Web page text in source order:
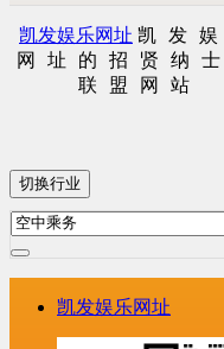
凯发娱乐网址 凯发
网址的招贤纳
联盟网站
切换行业
凯发娱乐网址